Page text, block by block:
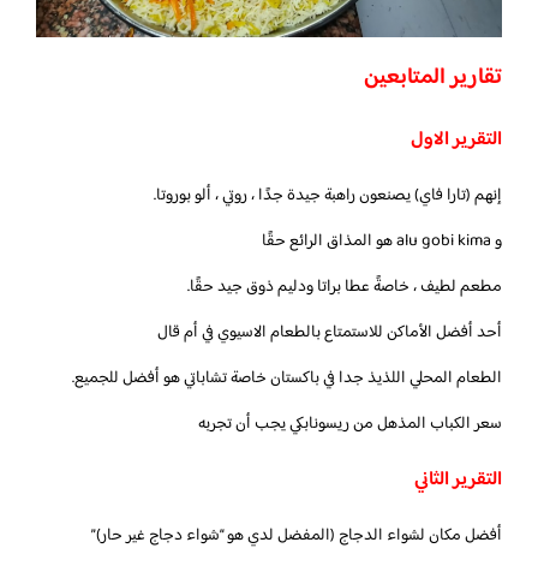
تقارير المتابعين
التقرير الاول
إنهم (تارا فاي) يصنعون راهبة جيدة جدًا ، روتي ، ألو بوروتا.
و alu gobi kima هو المذاق الرائع حقًا
مطعم لطيف ، خاصةً عطا براتا ودليم ذوق جيد حقًا.
أحد أفضل الأماكن للاستمتاع بالطعام الاسيوي في أم قال
الطعام المحلي اللذيذ جدا في باكستان خاصة تشاباتي هو أفضل للجميع.
سعر الكباب المذهل من ريسونابكي يجب أن تجربه
التقرير الثاني
أفضل مكان لشواء الدجاج (المفضل لدي هو “شواء دجاج غير حار)”